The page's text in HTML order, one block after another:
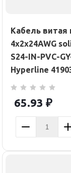
Кабель витая
4х2х24AWG
S24-IN-PVC-
Hyperline
65.93 ₽